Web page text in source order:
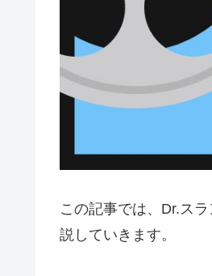
この記事では、Dr.ス
説していきます。